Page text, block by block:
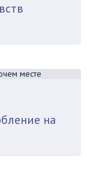
на